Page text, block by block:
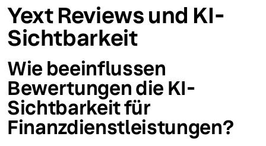
Yext Reviews und KI-
Sichtbarkeit
Wie beeinflussen
Bewertungen die KI-
Sichtbarkeit für
Finanzdienstleistungen?